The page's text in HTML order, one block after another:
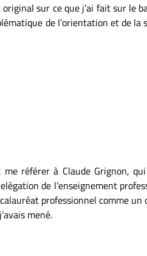
sur ce que j’ai fait sur le
de l’orientation et de la
référer à Claude Grignon,
de l’enseignement
professionnel comme un
mené.